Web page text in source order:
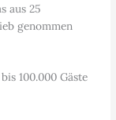
aus 25
genommen
100.000 Gäste